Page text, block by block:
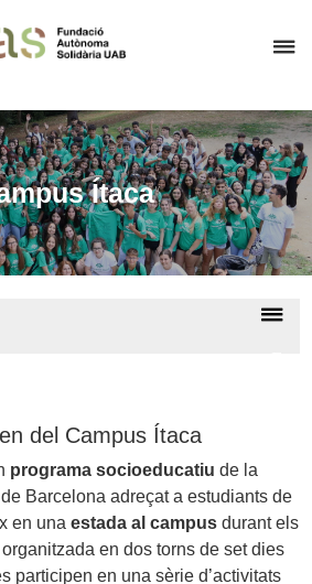
el
Ítaca
del Campus Ítaca
programa socioeducatiu de la
Barcelona adreçat a estudiants de
en una estada al campus durant els
en dos torns de set dies
participen en una sèrie d’activitats